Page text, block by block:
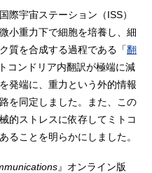
際宇宙ステーション（ISS）
小重力下で細胞を培養し、細
質を合成する過程である「翻
コンドリア内翻訳が極端に減
発端に、重力という外的情報
を同定しました。また、この
的ストレスに依存してミトコ
ることを明らかにしました。
』オンライン版